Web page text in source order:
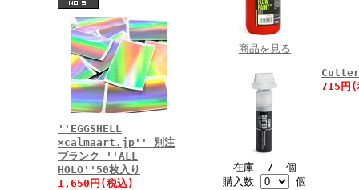
''EGGSHELL
×calmaart.jp'' 別注
ブランク ''ALL
HOLO''50枚入り
1,650円(税込)
商品を見る
在庫 7 個
購入数
個
Cutter
715円